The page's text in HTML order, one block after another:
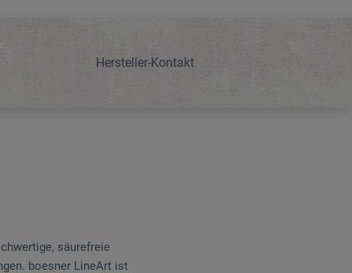
Hersteller-Kontakt
säurefreie
boesner LineArt ist